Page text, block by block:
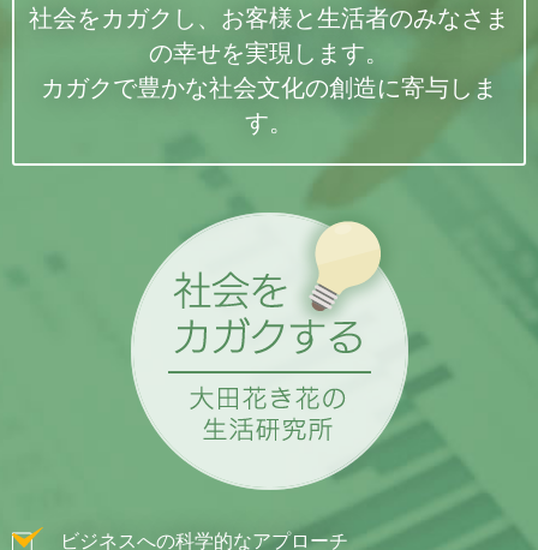
（2026.06.29）
6月28日FMヨコハマに出演いたしました
に、弊社内藤が出演いたしました。リスナーさんからの「7月2日に誕生日を迎え
る奥様に贈る花の選択に悩んでいる」という質問にお応えする形でお話をご紹介
いつも素敵なパーソナリティの 武居詩織さんと
対談形式でお届けしています。
聴き逃し配信はradikoからキャッチアップしていただけます。
6月21日FMヨコハマハナラボコーナーに出演いたしました
FMヨコハマ『Take your time.』内NITTENハナラボコーナー
弊社内藤が出演いたしました。
リスナーさんからの質問「カボチャを種から育てているけれど、今後の管理方法
について教えて！」にお応えする形でトークさせていただきました。
いつも素敵なパーソナリティの武居詩織さんと対談形式でお届けしています。
社会をカガクし、お客様と生活者のみなさま
の幸せを実現します。
カガクで豊かな社会文化の創造に寄与しま
す。
ビジネスへの科学的なアプローチ